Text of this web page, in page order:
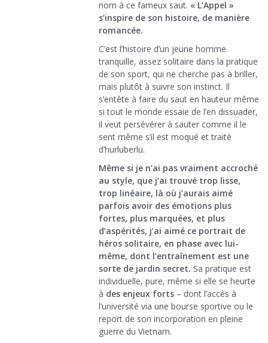
nom à ce fameux saut. « L’Appel »
s’inspire de son histoire, de manière
romancée.
C’est l’histoire d’un jeune homme
tranquille, assez solitaire dans la pratique
de son sport, qui ne cherche pas à briller,
mais plutôt à suivre son instinct. Il
s’entête à faire du saut en hauteur même
si tout le monde essaie de l’en dissuader,
il veut persévérer à sauter comme il le
sent même s’il est moqué et traité
d’hurluberlu.
Même si je n’ai pas vraiment accroché
au style, que j’ai trouvé trop lisse,
trop linéaire, là où j’aurais aimé
parfois avoir des émotions plus
fortes, plus marquées, et plus
d’aspérités, j’ai aimé ce portrait de
héros solitaire, en phase avec lui-
même, dont l’entraînement est une
sorte de jardin secret. Sa pratique est
individuelle, pure, même si elle se heurte
à des enjeux forts – dont l’accès à
l’université via une bourse sportive ou le
report de son incorporation en pleine
guerre du Vietnam.